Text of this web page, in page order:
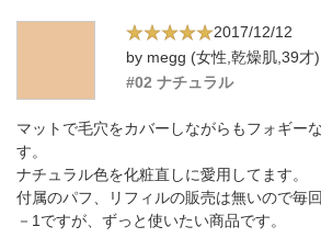
2017/12/12
by megg (女性,乾燥肌,39才)
#02 ナチュラル
マットで毛穴をカバーしながらもフォギー
す。
ナチュラル色を化粧直しに愛用してます。
付属のパフ、リフィルの販売は無いので毎
－1ですが、ずっと使いたい商品です。